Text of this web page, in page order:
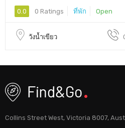
0.0 0 Ratings ที่พัก Open
วังน้ำเขียว
Collins Street West, Victoria 8007,